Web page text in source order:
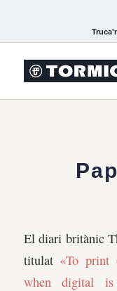
El diari britànic
titulat «To print
when digital is